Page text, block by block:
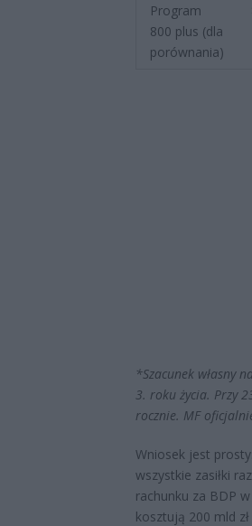
Program
800 plus (dla
porównania)
*Szacunek własny
3. roku życia. Przy
rocznie. MF
Wniosek jest
wszystkie zasiłki
rachunku za BDP
kosztują 200 mld